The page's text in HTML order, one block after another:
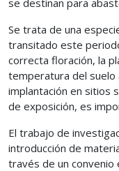
se destinan para
Se trata de una
transitado este
correcta floración, la
temperatura del suelo
implantación en sitios
de exposición, es
El trabajo de
introducción de
través de un convenio